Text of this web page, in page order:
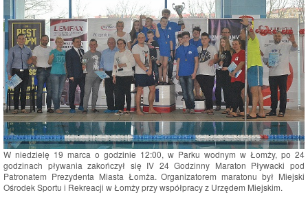
W niedzielę 19 marca o godzinie 12:00, w Parku wodnym w Łomży, po 24
godzinach pływania zakończył się IV 24 Godzinny Maraton Pływacki pod
Patronatem Prezydenta Miasta Łomża. Organizatorem maratonu był Miejski
Ośrodek Sportu i Rekreacji w Łomży przy współpracy z Urzędem Miejskim.